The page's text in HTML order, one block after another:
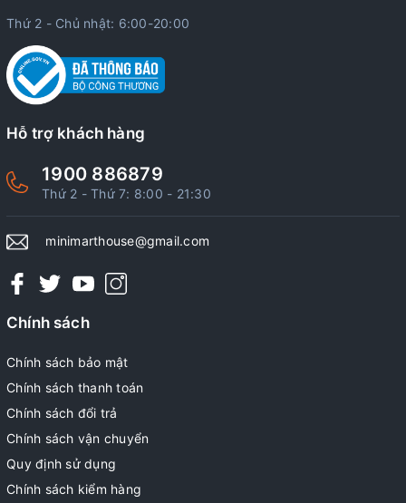
Thứ 2 - Chủ nhật: 6:00-20:00
Hỗ trợ khách hàng
1900 886879
Thứ 2 - Thứ 7: 8:00 - 21:30
minimarthouse@gmail.com
Chính sách
Chính sách bảo mật
Chính sách thanh toán
Chính sách đổi trả
Chính sách vận chuyển
Quy định sử dụng
Chính sách kiểm hàng